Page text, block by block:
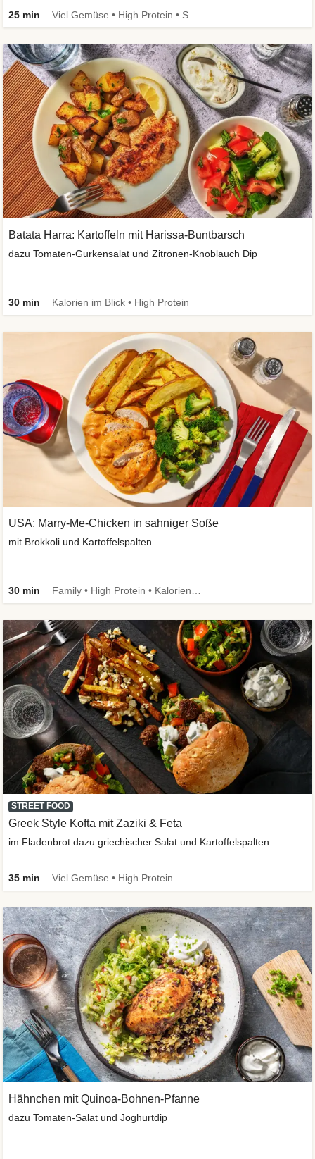
25 min
Batata Harra: Kartoffeln mit Harissa-Buntbarsch
dazu Tomaten-Gurkensalat und Zitronen-Knoblauch Dip
30 min Kalorien im Blick • High Protein
USA: Marry-Me-Chicken in sahniger Soße
mit Brokkoli und Kartoffelspalten
30 min
STREET FOOD
Greek Style Kofta mit Zaziki & Feta
im Fladenbrot dazu griechischer Salat und Kartoffelspalten
35 min Viel Gemüse • High Protein
Hähnchen mit Quinoa-Bohnen-Pfanne
dazu Tomaten-Salat und Joghurtdip